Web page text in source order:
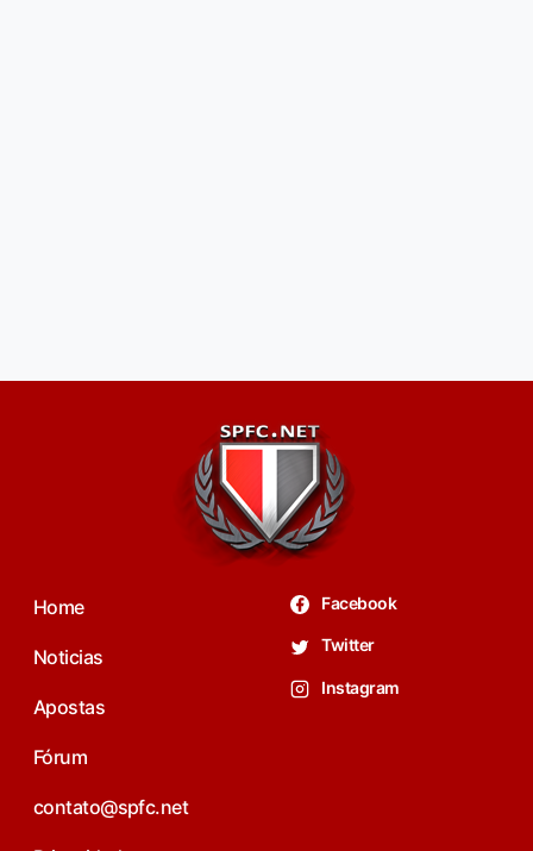
Home
Noticias
Apostas
Fórum
contato@spfc.net
Facebook
Twitter
Instagram